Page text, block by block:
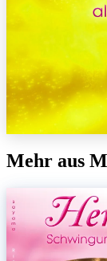
Mehr aus